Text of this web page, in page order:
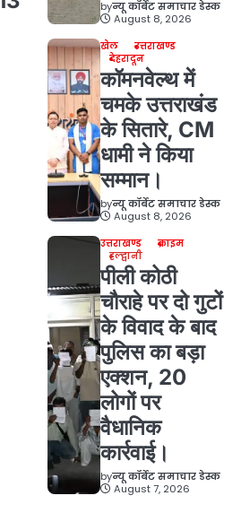
byन्यू कॉर्बेट समाचार डेस्क
August 8, 2026
खेल
उत्तराखण्ड
देहरादून
कॉमनवेल्थ में
चमके उत्तराखंड
के सितारे, CM
धामी ने किया
सम्मान।
byन्यू कॉर्बेट समाचार डेस्क
August 8, 2026
उत्तराखण्ड
क्राइम
हल्द्वानी
पीली कोठी
चौराहे पर दो गुटों
के विवाद के बाद
पुलिस का बड़ा
एक्शन, 20
लोगों पर
वैधानिक
कार्रवाई।
byन्यू कॉर्बेट समाचार डेस्क
August 7, 2026